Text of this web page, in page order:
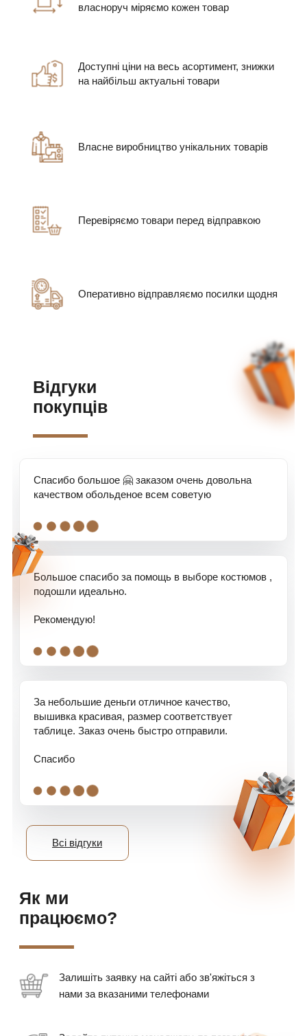
власноруч міряємо кожен товар
Доступні ціни на весь асортимент, знижки
на найбільш актуальні товари
Власне виробництво унікальних товарів
Перевіряємо товари перед відправкою
Оперативно відправляємо посилки щодня
Відгуки
покупців
Спасибо большое 🤗 заказом очень довольна
качеством обольденое всем советую
. . . . .
Большое спасибо за помощь в выборе костюмов ,
подошли идеально.
Рекомендую!
. . . . .
За небольшие деньги отличное качество,
вышивка красивая, размер соответствует
таблице. Заказ очень быстро отправили.
Спасибо
. . . . .
Всі відгуки
Як ми
працюємо?
Залишіть заявку на сайті або зв'яжіться з
нами за вказаними телефонами